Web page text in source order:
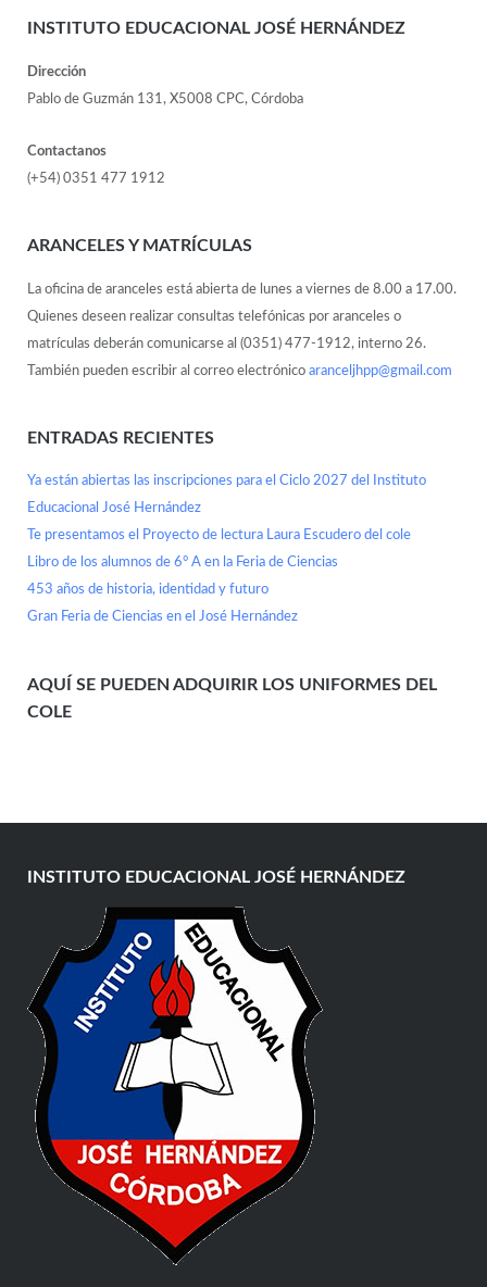
INSTITUTO EDUCACIONAL JOSÉ HERNÁNDEZ
Dirección
Pablo de Guzmán 131, X5008 CPC, Córdoba
Contactanos
(+54) 0351 477 1912
ARANCELES Y MATRÍCULAS
La oficina de aranceles está abierta de lunes a viernes de 8.00 a 17.00.
Quienes deseen realizar consultas telefónicas por aranceles o
matrículas deberán comunicarse al (0351) 477-1912, interno 26.
También pueden escribir al correo electrónico aranceljhpp@gmail.com
ENTRADAS RECIENTES
Ya están abiertas las inscripciones para el Ciclo 2027 del Instituto
Educacional José Hernández
Te presentamos el Proyecto de lectura Laura Escudero del cole
Libro de los alumnos de 6° A en la Feria de Ciencias
453 años de historia, identidad y futuro
Gran Feria de Ciencias en el José Hernández
AQUÍ SE PUEDEN ADQUIRIR LOS UNIFORMES DEL
COLE
INSTITUTO EDUCACIONAL JOSÉ HERNÁNDEZ